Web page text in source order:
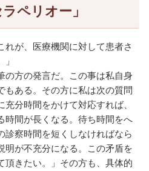
ペリオー」
が、医療機関に対して患者さ
の方の発言だ。この事は私自身
もある。その方に私は次の質問
分時間をかけて対応すれば、
時間が長くなる。待ち時間をへ
診察時間を短くしなければなら
明が不充分になる。この矛盾を
頂きたい。」その方も、具体的